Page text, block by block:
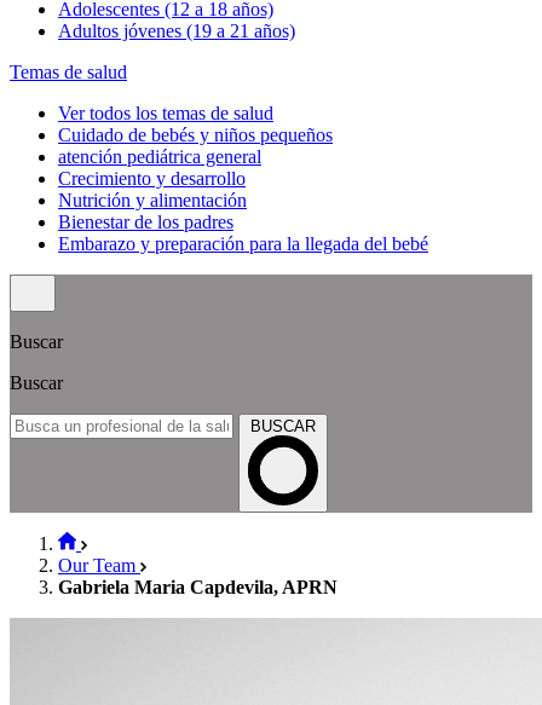
Adolescentes (12 a 18 años)
Adultos jóvenes (19 a 21 años)
Temas de salud
Ver todos los temas de salud
Cuidado de bebés y niños pequeños
atención pediátrica general
Crecimiento y desarrollo
Nutrición y alimentación
Bienestar de los padres
Embarazo y preparación para la llegada del bebé
Buscar
Buscar
BUSCAR
Our Team
Gabriela Maria Capdevila, APRN